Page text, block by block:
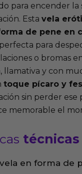
para encender la
Esta vela
de pene en
para
o bromas
llamativa y con
toque pícaro y
sin perder ese
memorable el
técnicas
en forma de